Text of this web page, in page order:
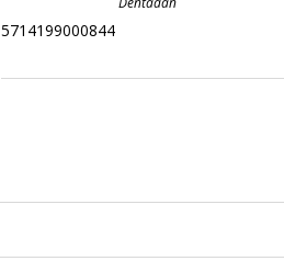
5714199000844